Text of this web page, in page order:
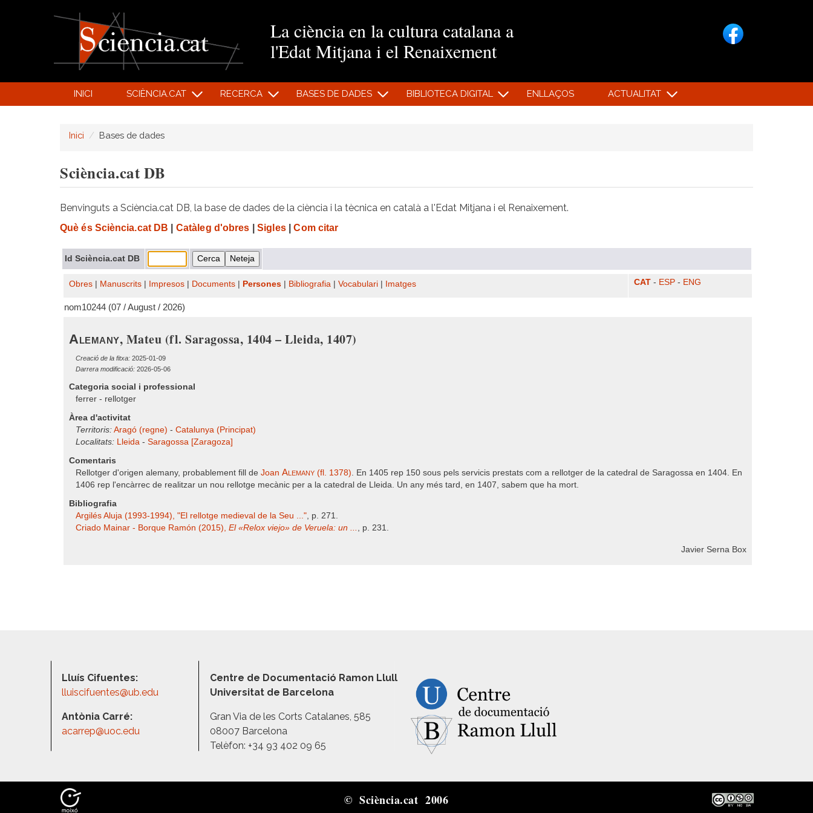
La ciència en la cultura catalana a
l'Edat Mitjana i el Renaixement
INICI SCIÈNCIA.CAT RECERCA BASES DE DADES BIBLIOTECA DIGITAL ENLLAÇOS ACTUALITAT
Inici Bases de dades
Sciència.cat DB
Benvinguts a Sciència.cat DB, la base de dades de la ciència i la tècnica en català a l'Edat Mitjana i el Renaixement.
Què és Sciència.cat DB Catàleg d'obres Sigles| Com citar
Id Sciència.cat DB
Obres Manuscrits Impresos Documents Persones Bibliografia Vocabulari Imatges CAT - ESP - ENG
nom10244 (07 / August / 2026)
Alemany, Mateu (fl. Saragossa, 1404 – Lleida, 1407)
Creació de la fitxa: 2025-01-09
Darrera modificació: 2026-05-06
Categoria social i professional
ferrer - rellotger
Àrea d'activitat
Territoris: Aragó (regne) - Catalunya (Principat)
Localitats: Lleida - Saragossa [Zaragoza]
Comentaris
Rellotger d'origen alemany, probablement fill de Joan Alemany (fl. 1378). En 1405 rep 150 sous pels servicis prestats com a rellotger de la catedral de Saragossa en 1404. En
1406 rep l'encàrrec de realitzar un nou rellotge mecànic per a la catedral de Lleida. Un any més tard, en 1407, sabem que ha mort.
Bibliografia
Argilés Aluja (1993-1994), "El rellotge medieval de la Seu ...", p. 271.
Criado Mainar - Borque Ramón (2015), El «Relox viejo» de Veruela: un ... , p. 231.
Javier Serna Box
Lluís Cifuentes:
lluiscifuentes@ub.edu
Antònia Carré:
acarrep@uoc.edu
Centre de Documentació Ramon Llull
Universitat de Barcelona
Gran Via de les Corts Catalanes, 585
08007 Barcelona
Telèfon: +34 93 402 09 65
© Sciència.cat 2006